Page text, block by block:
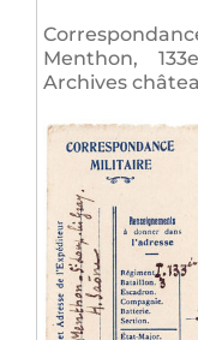
Menthon,
Archives